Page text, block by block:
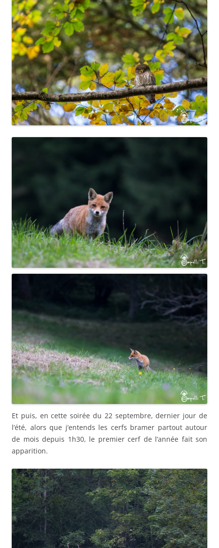
Et puis, en cette soirée du 22 septembre, dernier jour de
l’été, alors que j’entends les cerfs bramer partout autour
de mois depuis 1h30, le premier cerf de l’année fait son
apparition.